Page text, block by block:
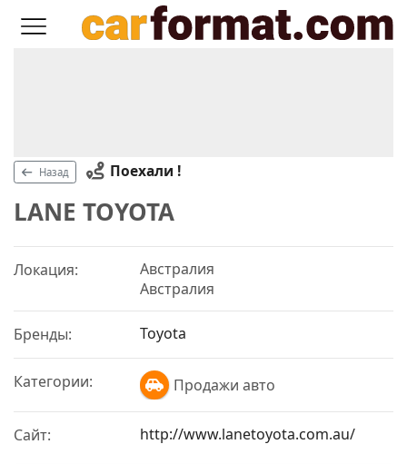
Назад Поехали !
LANE TOYOTA
Локация:
Австралия
Австралия
Бренды: Toyota
Категории: Продажи авто
Сайт: http://www.lanetoyota.com.au/